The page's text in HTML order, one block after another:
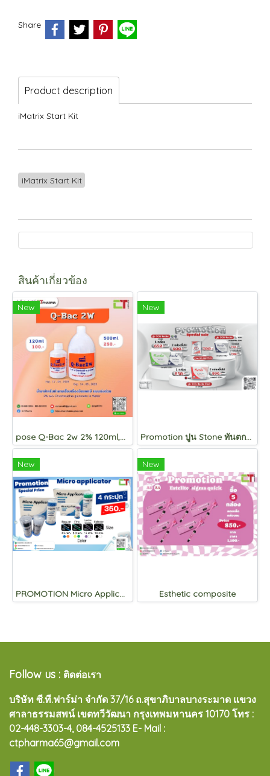
Share
Product description
iMatrix Start Kit
iMatrix Start Kit
สินค้าเกี่ยวข้อง
New
pose Q-Bac 2w 2% 120ml,500ml
New
Promotion ปูน Stone ทันตกรรม
New
PROMOTION Micro Applicator brush
New
Esthetic composite
Follow us : ติดต่อเรา
บริษัท ซี.ที.ฟาร์ม่า จำกัด 37/16 ถ.สุขาภิบาลบางระมาด แขวง
ศาลาธรรมสพน์ เขตทวีวัฒนา กรุงเทพมหานคร 10170 โทร :
02-448-3303-4, 084-4525133 E- Mail :
ctpharma65@gmail.com